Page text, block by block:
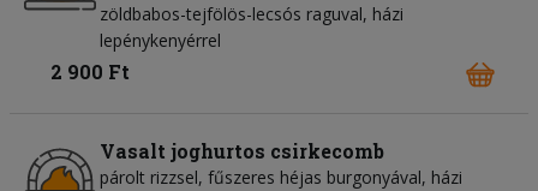
zöldbabos-tejfölös-lecsós raguval, házi
lepénykenyérrel
2 900 Ft
Vasalt joghurtos csirkecomb
párolt rizzsel, fűszeres héjas burgonyával, házi